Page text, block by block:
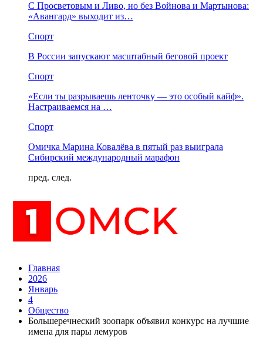
С Просветовым и Ливо, но без Войнова и Мартынова:
«Авангард» выходит из…
Спорт
В России запускают масштабный беговой проект
Спорт
«Если ты разрываешь ленточку — это особый кайф».
Настраиваемся на …
Спорт
Омичка Марина Ковалёва в пятый раз выиграла
Сибирский международный марафон
пред. след.
Главная
2026
Январь
4
Общество
Большеречнеский зоопарк объявил конкурс на лучшие
имена для пары лемуров